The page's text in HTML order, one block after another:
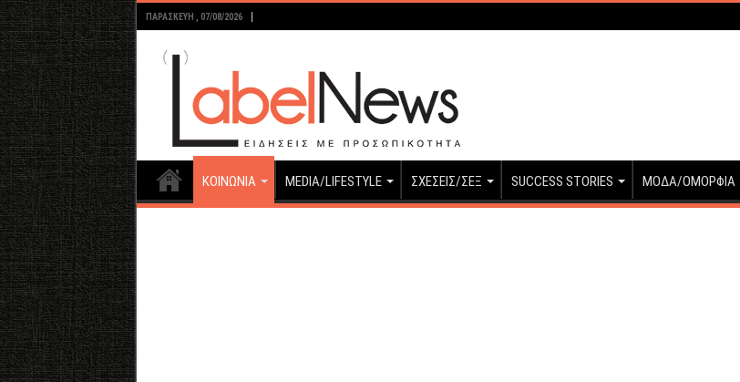
ΠΑΡΑΣΚΕΥΉ , 07/08/2026
ΚΟΙΝΩΝΙΑ MEDIA/LIFESTYLE ΣΧΕΣΕΙΣ/ΣΕΞ SUCCESS STORIES ΜΟΔΑ/ΟΜΟΡΦΙΑ